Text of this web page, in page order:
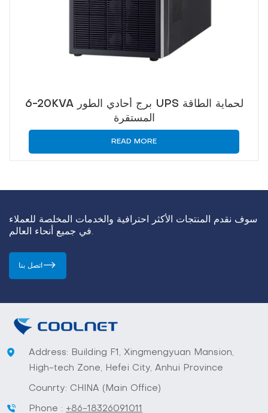
6-20KVA برج أحادي الطور UPS لحماية الطاقة
المستقرة
READ MORE
سوف نقدم المنتجات الأكثر احترافية والخدمات المخلصة للعملاء
في جميع أنحاء العالم.
اتصل بنا
Address: Building F1, Xingmengyuan Mansion,
High-tech Zone, Hefei City, Anhui Province
Counrty: CHINA (Main Office)
Phone : +86-18326091011